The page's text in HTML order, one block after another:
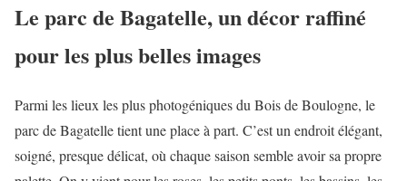
Le parc de Bagatelle, un décor raffiné
pour les plus belles images
Parmi les lieux les plus photogéniques du Bois de Boulogne, le
parc de Bagatelle tient une place à part. C’est un endroit élégant,
soigné, presque délicat, où chaque saison semble avoir sa propre